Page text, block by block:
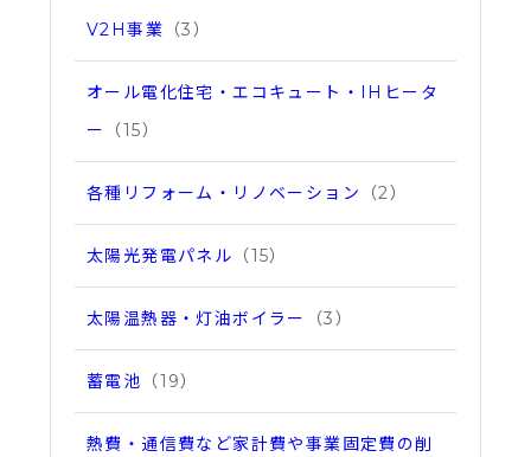
V2H事業 （3）
オール電化住宅・エコキュート・IHヒータ
ー
（15）
各種リフォーム・リノベーション （2）
太陽光発電パネル （15）
太陽温熱器・灯油ボイラー （3）
蓄電池 （19）
熱費・通信費など家計費や事業固定費の削